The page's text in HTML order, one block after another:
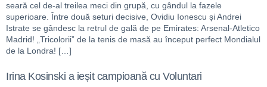
seară cel de-al treilea meci din grupă, cu gândul la fazele
superioare. Între două seturi decisive, Ovidiu Ionescu și Andrei
Istrate se gândesc la retrul de gală de pe Emirates: Arsenal-Atletico
Madrid! „Tricolorii” de la tenis de masă au început perfect Mondialul
de la Londra! […]
Irina Kosinski a ieșit campioană cu Voluntari